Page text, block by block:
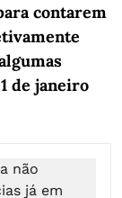
contarem
de janeiro